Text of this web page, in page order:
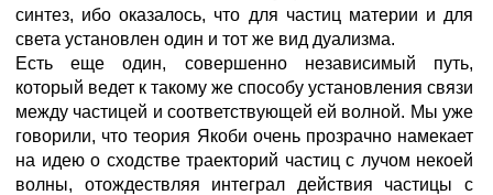
синтез, ибо оказалось, что для частиц материи и для
света установлен один и тот же вид дуализма.
Есть еще один, совершенно независимый путь,
который ведет к такому же способу установления связи
между частицей и соответствующей ей волной. Мы уже
говорили, что теория Якоби очень прозрачно намекает
на идею о сходстве траекторий частиц с лучом некоей
волны, отождествляя интеграл действия частицы с